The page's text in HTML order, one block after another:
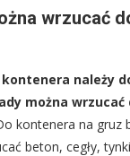
wrzucać
należy
można
kontenera na gruz
beton, cegły,